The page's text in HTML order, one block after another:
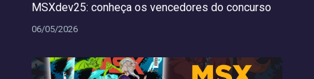
MSXdev25: conheça os vencedores do concurso
06/05/2026